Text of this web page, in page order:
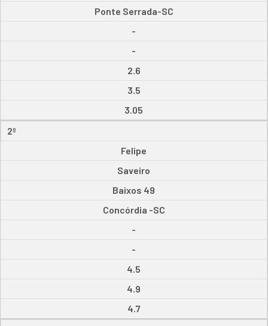
Ponte Serrada-SC
-
-
2.6
3.5
3.05
2º
Felipe
Saveiro
Baixos 49
Concórdia -SC
-
-
4.5
4.9
4.7